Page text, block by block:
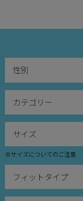
※サイズについてのご注意